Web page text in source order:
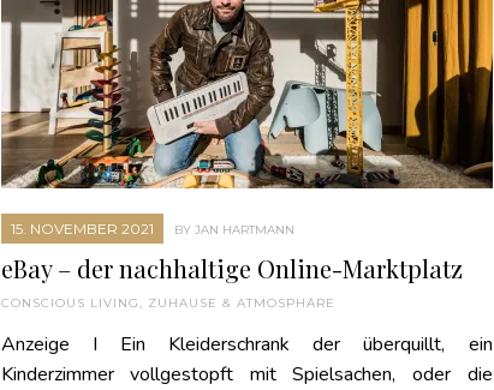
15. NOVEMBER 2021 BY JAN HARTMANN
eBay – der nachhaltige Online-Marktplatz
CONSCIOUS LIVING, ZUHAUSE & ATMOSPHÄRE
Anzeige I Ein Kleiderschrank der überquillt, ein
Kinderzimmer vollgestopft mit Spielsachen, oder die